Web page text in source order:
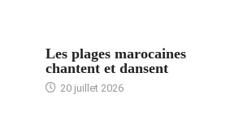
Les plages marocaines
chantent et dansent
20 juillet 2026